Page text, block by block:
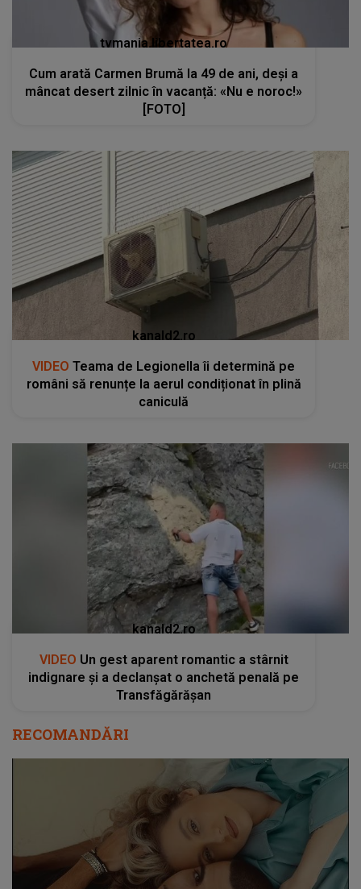
tvmania.libertatea.ro
Cum arată Carmen Brumă la 49 de ani, deși a
mâncat desert zilnic în vacanță: «Nu e noroc!»
[FOTO]
kanald2.ro
VIDEO Teama de Legionella îi determină pe
români să renunțe la aerul condiționat în plină
caniculă
kanald2.ro
VIDEO Un gest aparent romantic a stârnit
indignare și a declanșat o anchetă penală pe
Transfăgărășan
RECOMANDĂRI